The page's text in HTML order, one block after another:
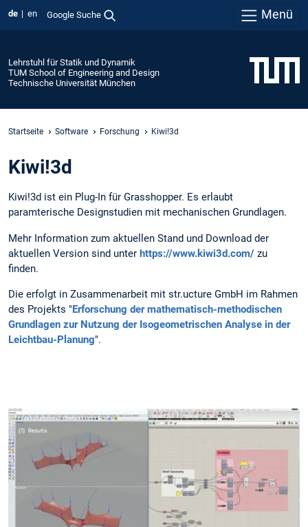
de en Google Suche Menü
Lehrstuhl für Statik und Dynamik
TUM School of Engineering and Design
Technische Universität München
Startseite Software Forschung Kiwi!3d
Kiwi!3d
Kiwi!3d ist ein Plug-In für Grasshopper. Es erlaubt
paramterische Designstudien mit mechanischen Grundlagen.
Mehr Information zum aktuellen Stand und Download der
aktuellen Version sind unter https://www.kiwi3d.com/ zu
finden.
Die erfolgt in Zusammenarbeit mit str.ucture GmbH im Rahmen
des Projekts "Erforschung der mathematisch-methodischen
Grundlagen zur Nutzung der Isogeometrischen Analyse in der
Leichtbau-Planung".